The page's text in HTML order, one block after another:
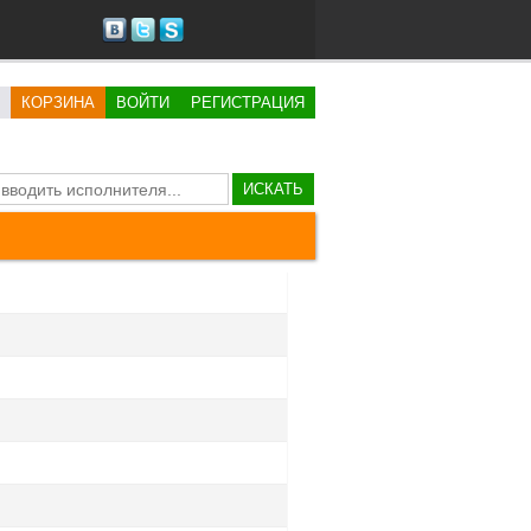
КОРЗИНА ВОЙТИ РЕГИСТРАЦИЯ
ИСКАТЬ